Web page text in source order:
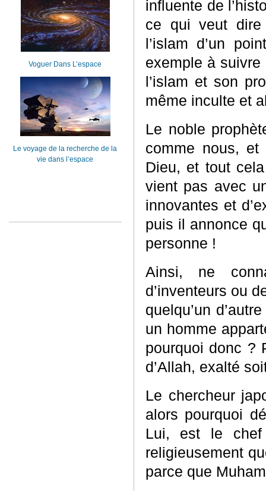
influente de
ce qui veut dire
l’islam d’un
exemple à
l’islam et son
même inculte et
Le noble
comme nous, et
Dieu, et tout
vient pas avec
innovantes et
puis il annonce
personne !
Ainsi, ne
d’inventeurs ou
quelqu’un
un homme
pourquoi donc ?
d’Allah, exalté
Le chercheur
alors pourquoi
Lui, est le
religieusement
parce que
Voguer Dans L’espace
Le voyage de la recherche de la
vie dans l’espace